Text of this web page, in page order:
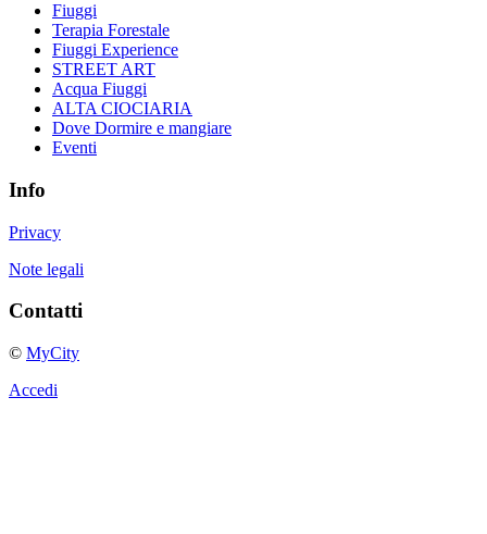
Fiuggi
Terapia Forestale
Fiuggi Experience
STREET ART
Acqua Fiuggi
ALTA CIOCIARIA
Dove Dormire e mangiare
Eventi
Info
Privacy
Note legali
Contatti
© MyCity
Accedi